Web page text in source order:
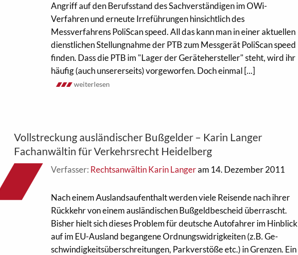
Angriff auf den Berufsstand des Sachverständigen im OWi-
Verfahren und erneute Irreführungen hinsichtlich des
Messverfahrens PoliScan speed. All das kann man in einer aktuellen
dienstlichen Stellungnahme der PTB zum Messgerät PoliScan speed
finden. Dass die PTB im "Lager der Gerätehersteller" steht, wird ihr
häufig (auch unsererseits) vorgeworfen. Doch einmal [...]
weiterlesen
Vollstreckung ausländischer Bußgelder – Karin Langer
Fachanwältin für Verkehrsrecht Heidelberg
Verfasser: Rechtsanwältin Karin Langeram 14. Dezember 2011
Nach einem Auslandsaufenthalt werden viele Reisende nach ihrer
Rück­kehr von einem ausländischen Bußgeld­bescheid überrascht.
Bisher hielt sich dieses Prob­lem für deutsche Autofahrer im Hinblick
auf im EU-Ausland began­gene Ordnungs­widrigkeiten (z.B. Ge­
schwindig­keitsüberschreitungen, Park­verstöße etc.) in Grenzen. Ein